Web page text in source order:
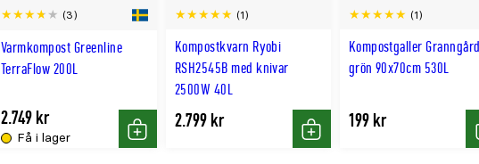
Varmkompost Greenline
TerraFlow 200L
(3)
Få i lager
2.749 kr
Köp
Kompostkvarn Ryobi
RSH2545B med knivar
2500W 40L
(1)
2.799 kr
Köp
Kompostgaller
grön 90x70cm 530L
(1)
199 kr